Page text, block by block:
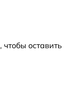
, чтобы оставить